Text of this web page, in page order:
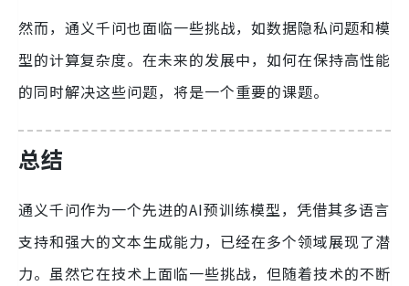
然而，通义千问也面临一些挑战，如数据隐私问题和模
型的计算复杂度。在未来的发展中，如何在保持高性能
的同时解决这些问题，将是一个重要的课题。
总结
通义千问作为一个先进的AI预训练模型，凭借其多语言
支持和强大的文本生成能力，已经在多个领域展现了潜
力。虽然它在技术上面临一些挑战，但随着技术的不断